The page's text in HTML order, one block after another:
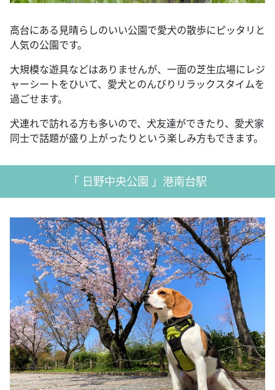
高台にある見晴らしのいい公園で愛犬の散歩にピッタリと
人気の公園です。
大規模な遊具などはありませんが、一面の芝生広場にレジ
ャーシートをひいて、愛犬とのんびりリラックスタイムを
過ごせます。
犬連れで訪れる方も多いので、犬友達ができたり、愛犬家
同士で話題が盛り上がったりという楽しみ方もできます。
「 日野中央公園 」港南台駅